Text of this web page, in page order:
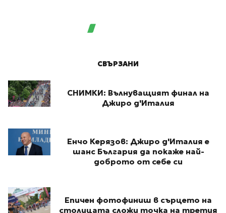
СВЪРЗАНИ
СНИМКИ: Вълнуващият финал на
Джиро д'Италия
Енчо Керязов: Джиро д'Италия е
шанс България да покаже най-
доброто от себе си
Епичен фотофиниш в сърцето на
столицата сложи точка на третия